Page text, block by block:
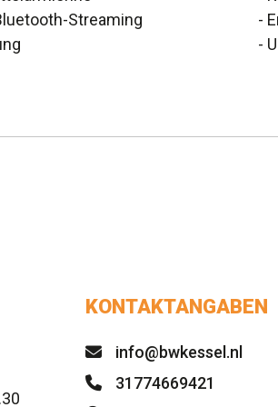
Streaming
-
-
KONTAKTANGABEN
info@bwkessel.nl
31774669421